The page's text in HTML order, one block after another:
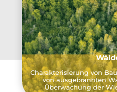
Charakterisierung von
von ausgebrannten
Überwachung der